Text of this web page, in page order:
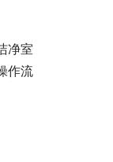
净室
作流